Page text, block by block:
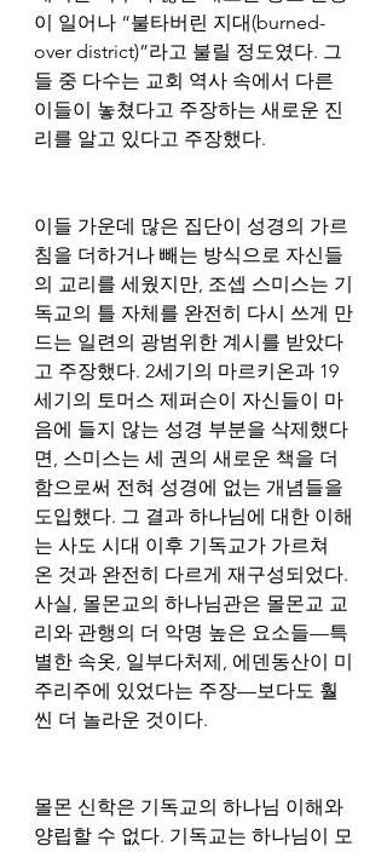
이 일어나 “불타버린 지대(burned-
over district)”라고 불릴 정도였다. 그
들 중 다수는 교회 역사 속에서 다른
이들이 놓쳤다고 주장하는 새로운 진
리를 알고 있다고 주장했다.
이들 가운데 많은 집단이 성경의 가르
침을 더하거나 빼는 방식으로 자신들
의 교리를 세웠지만, 조셉 스미스는 기
독교의 틀 자체를 완전히 다시 쓰게 만
드는 일련의 광범위한 계시를 받았다
고 주장했다. 2세기의 마르키온과 19
세기의 토머스 제퍼슨이 자신들이 마
음에 들지 않는 성경 부분을 삭제했다
면, 스미스는 세 권의 새로운 책을 더
함으로써 전혀 성경에 없는 개념들을
도입했다. 그 결과 하나님에 대한 이해
는 사도 시대 이후 기독교가 가르쳐
온 것과 완전히 다르게 재구성되었다.
사실, 몰몬교의 하나님관은 몰몬교 교
리와 관행의 더 악명 높은 요소들—특
별한 속옷, 일부다처제, 에덴동산이 미
주리주에 있었다는 주장—보다도 훨
씬 더 놀라운 것이다.
몰몬 신학은 기독교의 하나님 이해와
양립할 수 없다. 기독교는 하나님이 모